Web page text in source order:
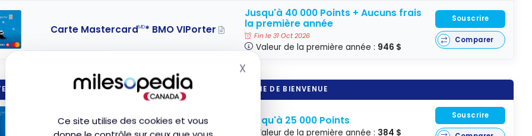
Ce site utilise des cookies et vous
XMasquer le bandeau des cookies
Carte MastercardMD* BMO VIPorter
Jusqu'à 40 000 Points + Aucuns frais
la première année
Fin le 31 Oct 2026
Valeur de la première année : 946 $
Souscrire
Comparer
DE CRÉDIT PRIME DE BIENVENUE
Carte BMO eclipse rise Visa* Jusqu'à 25 000 Points
Valeur de la première année : 384 $
Souscrire